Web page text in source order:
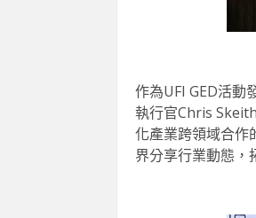
作為UFI GED活動
執行官Chris
化產業跨領域合作
界分享行業動態，